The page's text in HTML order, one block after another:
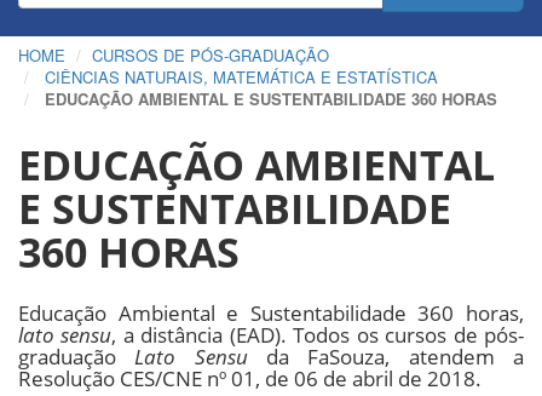
HOME
CURSOS DE PÓS-GRADUAÇÃO
CIÊNCIAS NATURAIS, MATEMÁTICA E ESTATÍSTICA
EDUCAÇÃO AMBIENTAL E SUSTENTABILIDADE 360 HORAS
EDUCAÇÃO AMBIENTAL
E SUSTENTABILIDADE
360 HORAS
Educação Ambiental e Sustentabilidade 360 horas,
lato sensu, a distância (EAD). Todos os cursos de pós-
graduaçãoLato Sensuda FaSouza, atendem a
Resolução CES/CNE nº 01, de 06 de abril de 2018.